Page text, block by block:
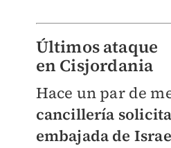
Últimos ataque
en Cisjordania
Hace un par de
cancillería
embajada de